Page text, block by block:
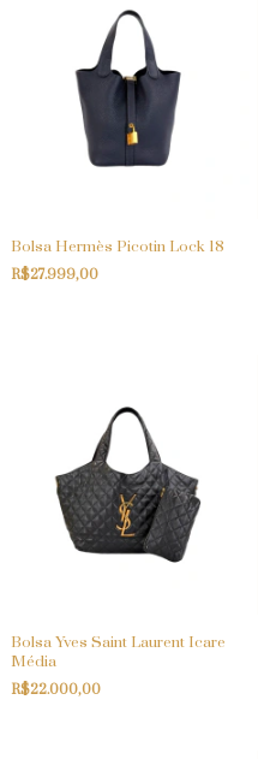
Bolsa Hermès Picotin Lock 18
R$27.999,00
Bolsa Yves Saint Laurent Icare
Média
R$22.000,00